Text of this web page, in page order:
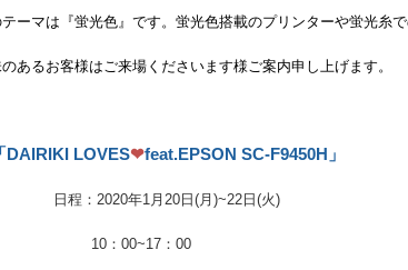
です。蛍光色搭載のプリンターや蛍光糸で
場くださいます様ご案内申し上げます。
「DAIRIKI LOVES❤feat.EPSON SC-F9450H」
日程：2020年1月20日(月)~22日(火)
：00